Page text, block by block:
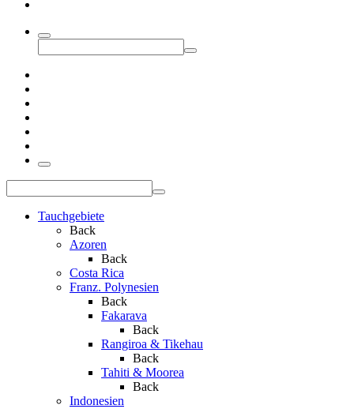
Tauchgebiete
Back
Azoren
Back
Costa Rica
Franz. Polynesien
Back
Fakarava
Back
Rangiroa & Tikehau
Back
Tahiti & Moorea
Back
Indonesien